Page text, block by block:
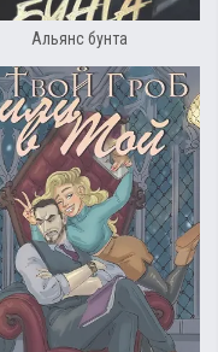
Альянс бунта